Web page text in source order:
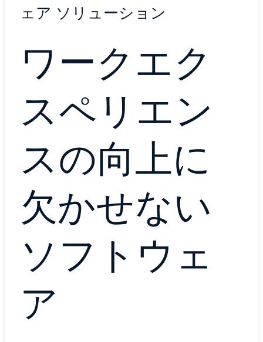
ェア ソリューション
ワークエク
スペリエン
スの向上に
欠かせない
ソフトウェ
ア